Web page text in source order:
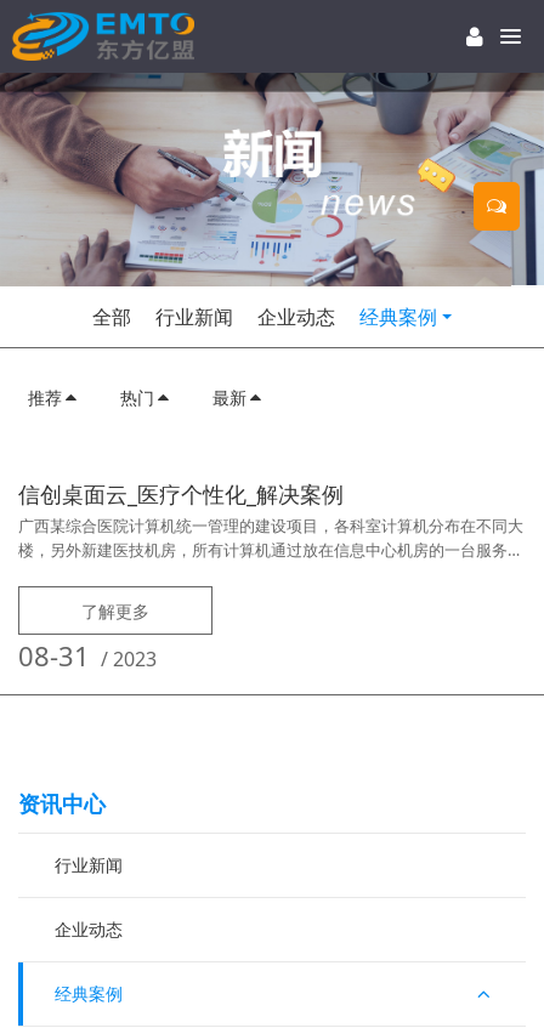
全部 行业新闻 企业动态 经典案例
推荐 热门 最新
信创桌面云_医疗个性化_解决案例
广西某综合医院计算机统一管理的建设项目，各科室计算机分布在不同大
楼，另外新建医技机房，所有计算机通过放在信息中心机房的一台服务器
医院内网使用外来USB存储，经常造成外来病毒入侵，全网瘫痪，运维人
员无法断网逐一排查，造成无法彻底处理和清除病毒；科室机器常年不敢
关机、重启，怕关机、重启后计算机无法正常使用；各科室计算机需连接
不同的本地或网
了解更多
08-31 /2023
资讯中心
行业新闻
企业动态
经典案例